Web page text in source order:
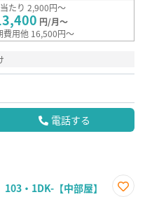
たり 2,900円～
円/月～
費用他 16,500円～
電話する
・1DK-【中部屋】